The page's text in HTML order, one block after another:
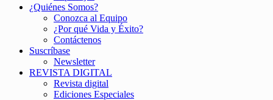
¿Quiénes Somos?
Conozca al Equipo
¿Por qué Vida y Éxito?
Contáctenos
Suscríbase
Newsletter
REVISTA DIGITAL
Revista digital
Ediciones Especiales